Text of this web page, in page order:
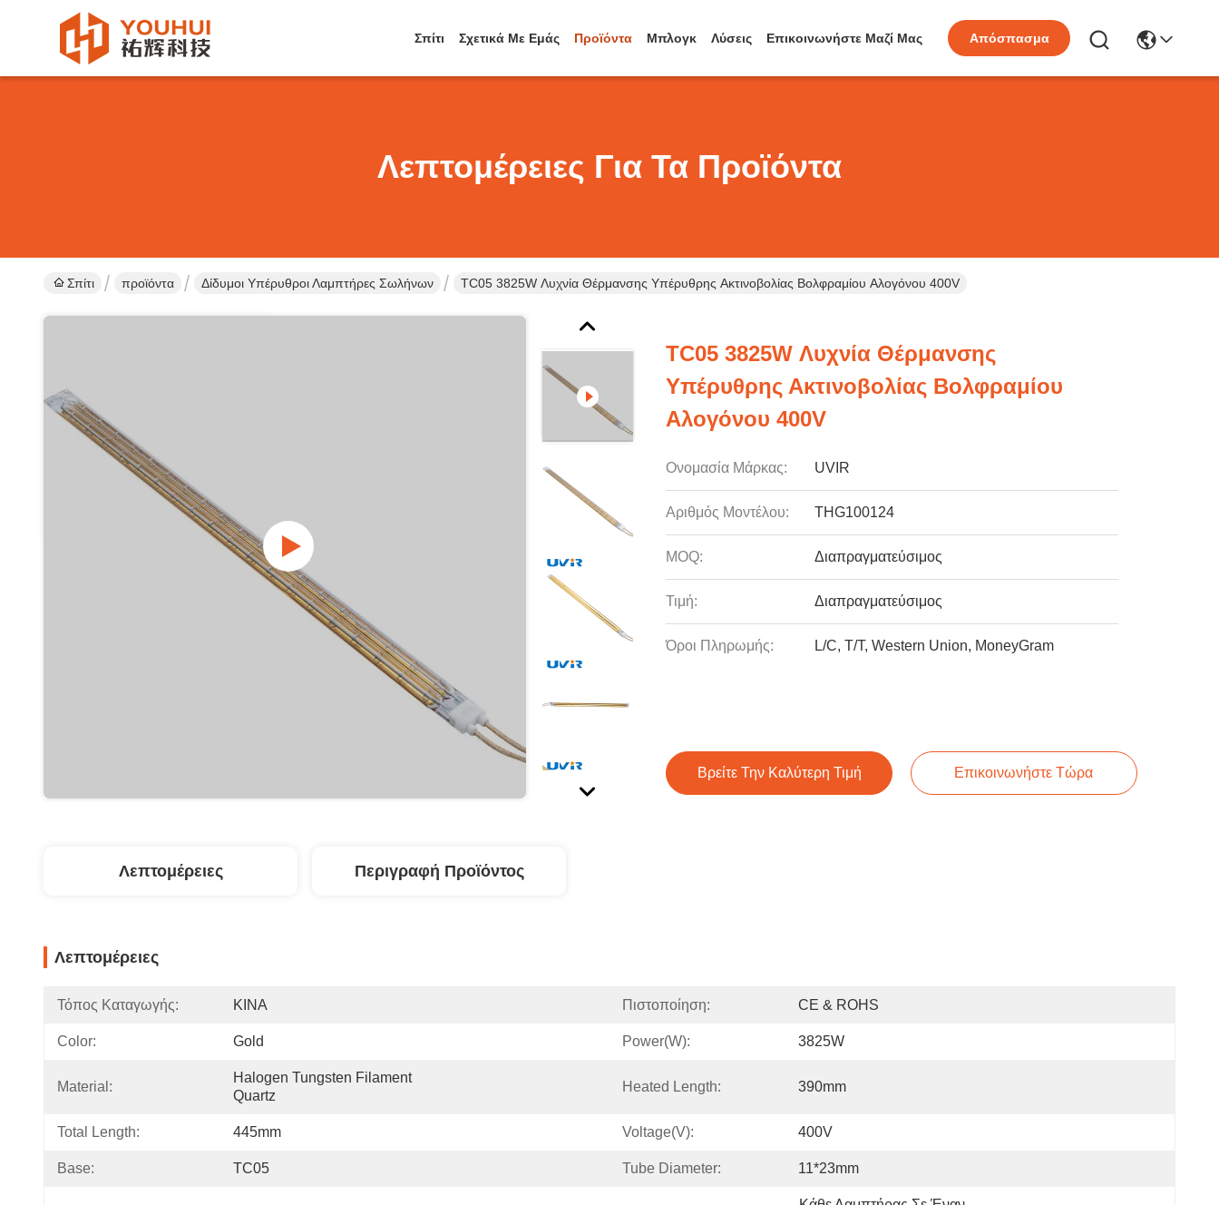
Σπίτι Σχετικά Με Εμάς Προϊόντα Μπλογκ Λύσεις Επικοινωνήστε Μαζί Μας Απόσπασμα
Λεπτομέρειες Για Τα Προϊόντα
Σπίτι προϊόντα Δίδυμοι Υπέρυθροι Λαμπτήρες Σωλήνων TC05 3825W Λυχνία Θέρμανσης Υπέρυθρης Ακτινοβολίας Βολφραμίου Αλογόνου 400V
TC05 3825W Λυχνία Θέρμανσης
Υπέρυθρης Ακτινοβολίας Βολφραμίου
Αλογόνου 400V
Ονομασία Μάρκας: UVIR
Αριθμός Μοντέλου: THG100124
MOQ: Διαπραγματεύσιμος
Τιμή: Διαπραγματεύσιμος
Όροι Πληρωμής: L/C, T/T, Western Union, MoneyGram
Βρείτε Την Καλύτερη Τιμή Επικοινωνήστε Τώρα
Λεπτομέρειες Περιγραφή Προϊόντος
Λεπτομέρειες
Τόπος Καταγωγής: ΚΙΝΑ Πιστοποίηση: CE & ROHS
Color: Gold Power(W): 3825W
Material:
Halogen Tungsten Filament
Quartz
Heated Length: 390mm
Total Length: 445mm Voltage(V): 400V
Base: TC05 Tube Diameter: 11*23mm